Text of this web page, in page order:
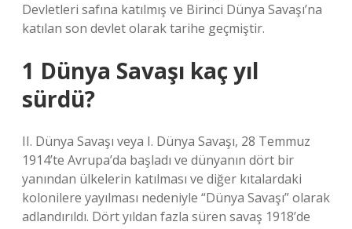
Devletleri safına katılmış ve Birinci Dünya Savaşı’na
katılan son devlet olarak tarihe geçmiştir.
1 Dünya Savaşı kaç yıl
sürdü?
II. Dünya Savaşı veya I. Dünya Savaşı, 28 Temmuz
1914’te Avrupa’da başladı ve dünyanın dört bir
yanından ülkelerin katılması ve diğer kıtalardaki
kolonilere yayılması nedeniyle “Dünya Savaşı” olarak
adlandırıldı. Dört yıldan fazla süren savaş 1918’de